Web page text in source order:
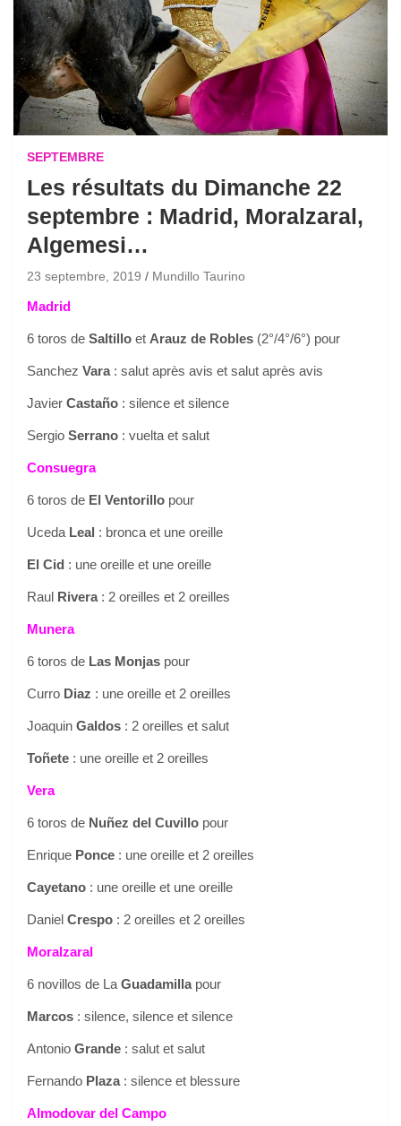
SEPTEMBRE
Les résultats du Dimanche 22
septembre : Madrid, Moralzaral,
Algemesi…
23 septembre, 2019 Mundillo Taurino
Madrid
6 toros de Saltillo et Arauz de Robles (2°/4°/6°) pour
Sanchez Vara: salut après avis et salut après avis
Javier Castaño : silence et silence
Sergio Serrano : vuelta et salut
Consuegra
6 toros de El Ventorillo pour
Uceda Leal : bronca et une oreille
El Cid : une oreille et une oreille
Raul Rivera: 2 oreilles et 2 oreilles
Munera
6 toros de Las Monjas pour
Curro Diaz : une oreille et 2 oreilles
Joaquin Galdos : 2 oreilles et salut
Toñete : une oreille et 2 oreilles
Vera
6 toros de Nuñez del Cuvillo pour
Enrique Ponce : une oreille et 2 oreilles
Cayetano : une oreille et une oreille
Daniel Crespo : 2 oreilles et 2 oreilles
Moralzaral
6 novillos de La Guadamillapour
Marcos : silence, silence et silence
Antonio Grande : salut et salut
Fernando Plaza: silence et blessure
Almodovar del Campo